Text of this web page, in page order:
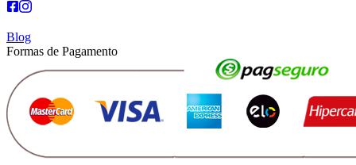
Blog
Formas de Pagamento